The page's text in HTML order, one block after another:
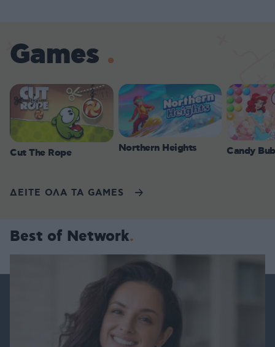
Games
Cut The Rope Northern Heights Candy
ΔΕΙΤΕ ΟΛΑ ΤΑ GAMES
Best of Network